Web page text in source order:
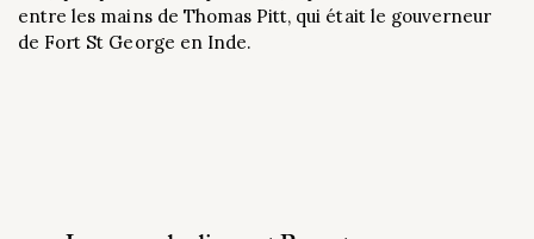
entre les mains de Thomas Pitt, qui était le gouverneur
de Fort St George en Inde.